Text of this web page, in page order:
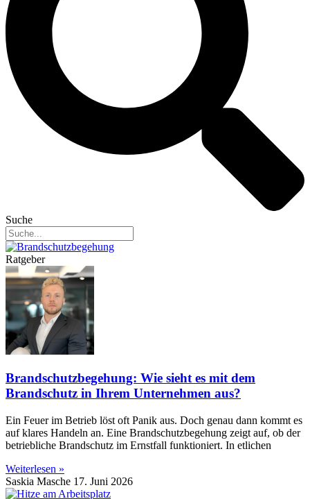
Suche
Ratgeber
Brandschutzbegehung: Wie sieht es mit dem
Brandschutz in Ihrem Unternehmen aus?
Ein Feuer im Betrieb löst oft Panik aus. Doch genau dann kommt es
auf klares Handeln an. Eine Brandschutzbegehung zeigt auf, ob der
betriebliche Brandschutz im Ernstfall funktioniert. In etlichen
Weiterlesen »
Saskia Masche 17. Juni 2026